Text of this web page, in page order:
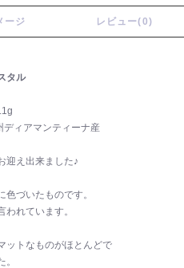
ージ レビュー(0)
タル
ディアマンティーナ産
迎え出来ました♪
づいたものです。
れています。
ットなものがほとんどで